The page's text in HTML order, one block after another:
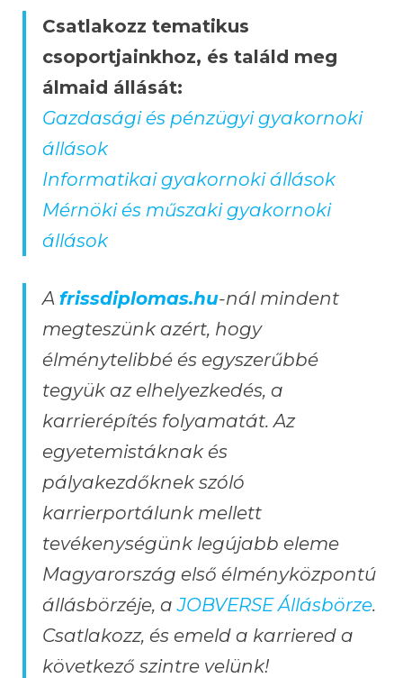
Csatlakozz tematikus
csoportjainkhoz, és találd meg
álmaid állását:
Gazdasági és pénzügyi gyakornoki
állások
Informatikai gyakornoki állások
Mérnöki és műszaki gyakornoki
állások
A frissdiplomas.hu-nál mindent
megteszünk azért, hogy
élménytelibbé és egyszerűbbé
tegyük az elhelyezkedés, a
karrierépítés folyamatát. Az
egyetemistáknak és
pályakezdőknek szóló
karrierportálunk mellett
tevékenységünk legújabb eleme
Magyarország első élményközpontú
állásbörzéje, aJOBVERSE Állásbörze.
Csatlakozz, és emeld a karriered a
következő szintre velünk!